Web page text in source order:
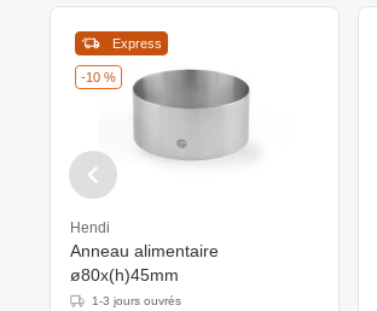
-10 %
Express
Hendi
Anneau alimentaire
ø80x(h)45mm
1-3 jours ouvrés